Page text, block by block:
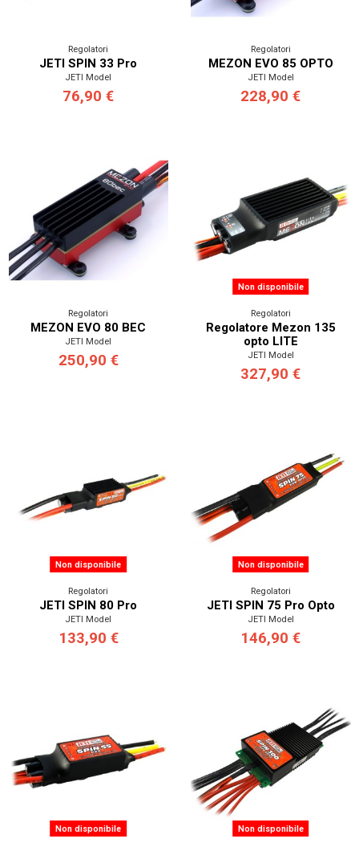
Regolatori
JETI SPIN 33 Pro
JETI Model
76,90 €
Regolatori
MEZON EVO 85 OPTO
JETI Model
228,90 €
Regolatori
MEZON EVO 80 BEC
JETI Model
250,90 €
Non disponibile
Regolatori
Regolatore Mezon 135
opto LITE
JETI Model
327,90 €
Non disponibile
Regolatori
JETI SPIN 80 Pro
JETI Model
133,90 €
Non disponibile
Regolatori
JETI SPIN 75 Pro Opto
JETI Model
146,90 €
Non disponibile Non disponibile